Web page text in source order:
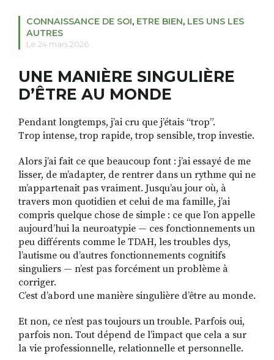
RECHERCHER
FACEBOOKINSTAGRAM
LINKEDINYOUTUBE
CONNAISSANCE DE SOI, ETRE BIEN, LES UNS LES
AUTRES
Le 24 mars 2026
UNE MANIÈRE SINGULIÈRE
D’ÊTRE AU MONDE
Pendant longtemps, j’ai cru que j’étais “trop”.
Trop intense, trop rapide, trop sensible, trop investie.
Alors j’ai fait ce que beaucoup font : j’ai essayé de me
lisser, de m’adapter, de rentrer dans un rythme qui ne
m’appartenait pas vraiment. Jusqu’au jour où, à
travers mon quotidien et celui de ma famille, j’ai
compris quelque chose de simple : ce que l’on appelle
aujourd’hui la neuroatypie — ces fonctionnements un
peu différents comme le TDAH, les troubles dys,
l’autisme ou d’autres fonctionnements cognitifs
singuliers — n’est pas forcément un problème à
corriger.
C’est d’abord une manière singulière d’être au monde.
Et non, ce n’est pas toujours un trouble. Parfois oui,
parfois non. Tout dépend de l’impact que cela a sur
la vie professionnelle, relationnelle et personnelle.